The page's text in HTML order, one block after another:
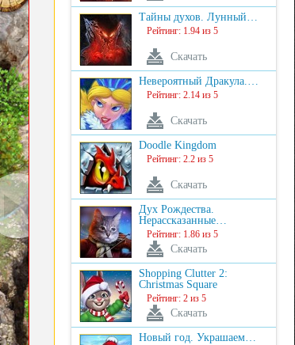
Тайны духов. Лунный…
Рейтинг: 1.94 из 5
Скачать
Невероятный Дракула.…
Рейтинг: 2.14 из 5
Скачать
Doodle Kingdom
Рейтинг: 2.2 из 5
Скачать
Дух Рождества.
Нерассказанные…
Рейтинг: 1.86 из 5
Скачать
Shopping Clutter 2:
Christmas Square
Рейтинг: 2 из 5
Скачать
Новый год. Украшаем…